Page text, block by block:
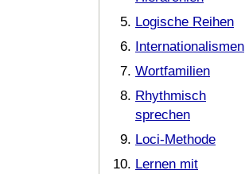
Logische Reihen
Internationalismen
Wortfamilien
Rhythmisch
sprechen
Loci-Methode
Lernen mit